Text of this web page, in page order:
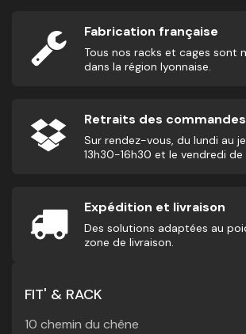
Fabrication française
Tous nos racks et cages sont
dans la région lyonnaise.
Retraits des commandes
Sur rendez-vous, du lundi au
13h30-16h30 et le vendredi de
Expédition et livraison
Des solutions adaptées au
zone de livraison.
FIT' & RACK
10 chemin du chêne